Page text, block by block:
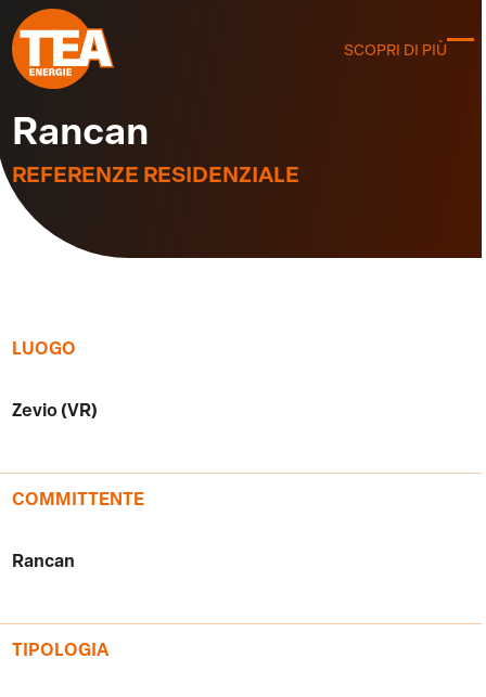
Skip
to
content
SCOPRI DI PIÙ
Rancan
REFERENZE RESIDENZIALE
LUOGO
Zevio (VR)
COMMITTENTE
Rancan
TIPOLOGIA